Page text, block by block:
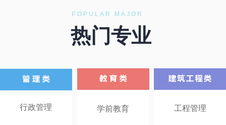
工程管理
学前教育
行政管理
热门专业
POPULAR MAJOR